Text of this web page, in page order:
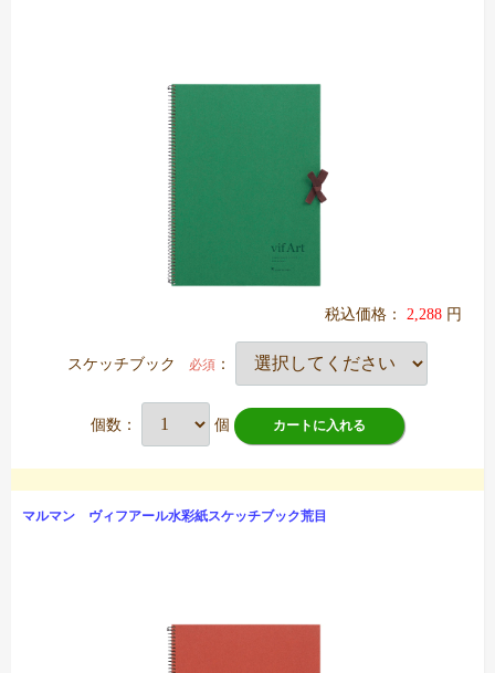
税込価格： 2,288 円
スケッチブック 必須 ：
個数： 個 カートに入れる
マルマン ヴィフアール水彩紙スケッチブック荒目